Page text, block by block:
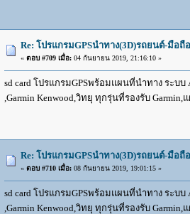
Re: โปรแกรมGPSนำทาง(3D)รถยนต์-มือ
« ตอบ #709 เมื่อ:04 กันยายน 2019, 21:16:10 »
sd card โปรแกรมGPSพร้อมแผนที่นำทาง ระบบ
,Garmin Kenwood,วิทยุ ทุกรุ่นที่รองรับ
Re: โปรแกรมGPSนำทาง(3D)รถยนต์-มือ
« ตอบ #710 เมื่อ:08 กันยายน 2019, 19:01:15 »
sd card โปรแกรมGPSพร้อมแผนที่นำทาง ระบบ
,Garmin Kenwood,วิทยุ ทุกรุ่นที่รองรับ